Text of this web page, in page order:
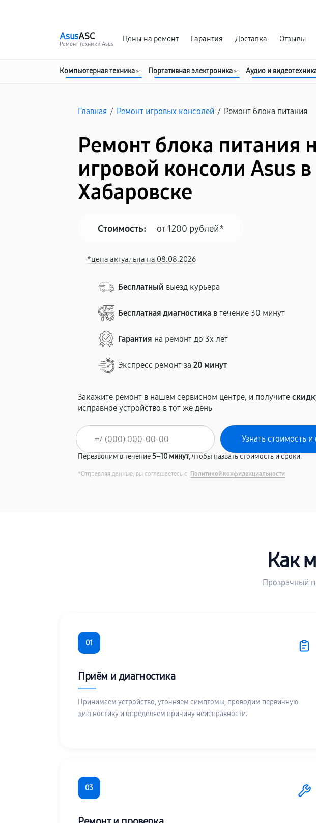
AsusASC
Ремонт техники Asus
Цены на ремонт Гарантия Доставка Отзывы
Компьютерная техника Портативная электроника Аудио и
Главная / Ремонт игровых консолей / Ремонт блока питания
Ремонт блока питания
игровой консоли Asus в
Хабаровске
Стоимость: от 1200 рублей*
*цена актуальна на 08.08.2026
Бесплатный выезд курьера
Бесплатная диагностика в течение 30 минут
Гарантия на ремонт до 3х лет
Экспресс ремонт за20 минут
Закажите ремонт в нашем сервисном центре, и получите
исправное устройство в тот же день
Перезвоним в течение5–10 минут, чтобы назвать стоимость и сроки.
*Отправляя данные, вы соглашаетесь с Политикой конфиденциальности
Как
Прозрачный
01
Приём и диагностика
Принимаем устройство, уточняем симптомы, проводим первичную
диагностику и определяем причину неисправности.
03